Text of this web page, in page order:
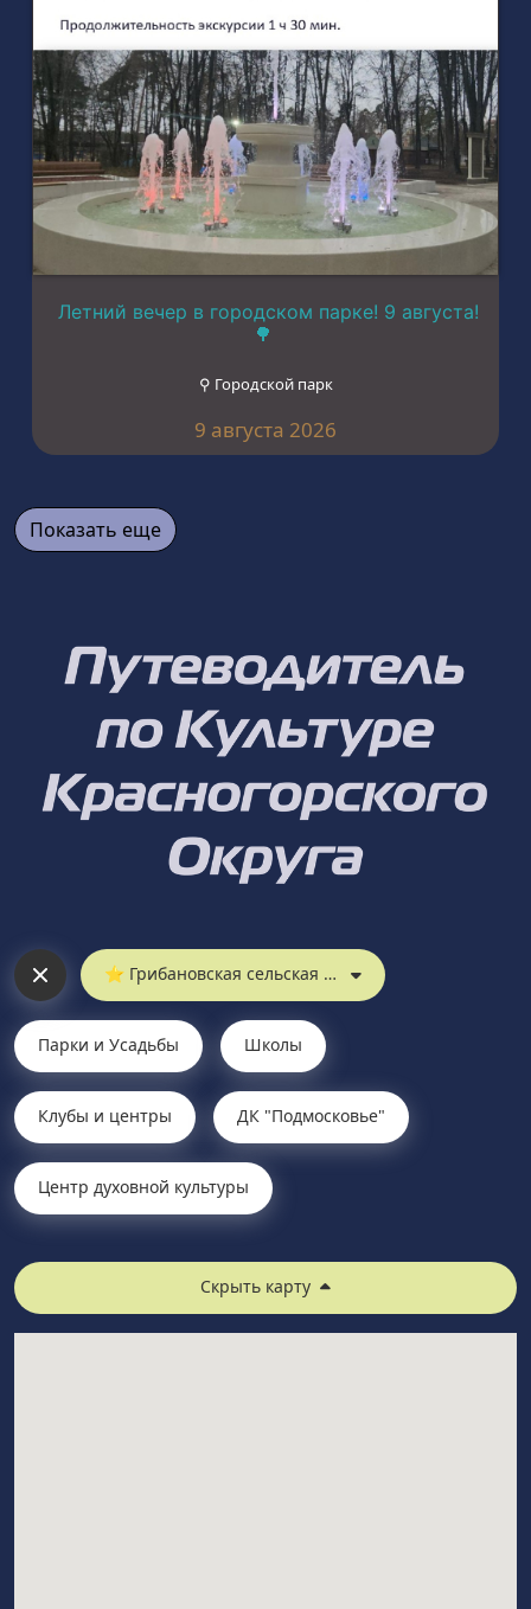
Летний вечер в городском парке! 9 августа!
🌳
⚲ Городской парк
9 августа 2026
Показать еще
⭐︎ Грибановская сельская библиотека
Парки и Усадьбы Школы
Клубы и центры ДК "Подмосковье"
Центр духовной культуры
Скрыть карту